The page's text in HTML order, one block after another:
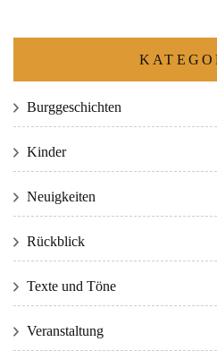
Burggeschichten
Kinder
Neuigkeiten
Rückblick
Texte und Töne
Veranstaltung